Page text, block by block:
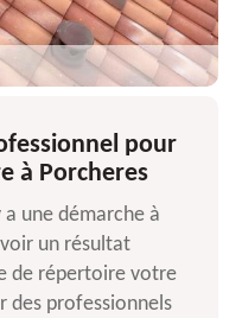
pour
à Porcheres
une démarche à
un résultat
de répertoire votre
des professionnels